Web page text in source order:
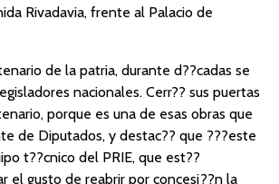
Rivadavia, frente al Palacio de
de la patria, durante d??cadas se
nacionales. Cerr?? sus puertas
porque es una de esas obras que
de Diputados, y destac?? que ???este
t??cnico del PRIE, que est??
el gusto de reabrir por concesi??n la